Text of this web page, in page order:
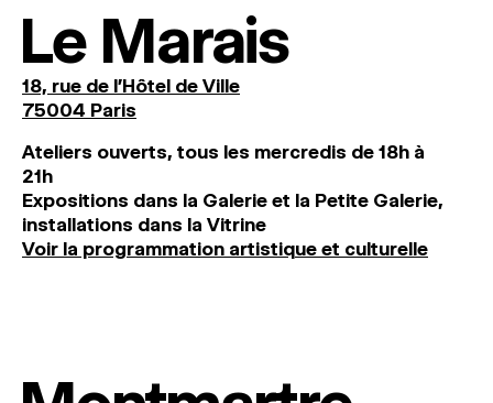
Le Marais
18, rue de l'Hôtel de Ville
75004 Paris
Ateliers ouverts, tous les mercredis de 18h à
21h
Expositions dans la Galerie et la Petite Galerie,
installations dans la Vitrine
Voir la programmation artistique et culturelle